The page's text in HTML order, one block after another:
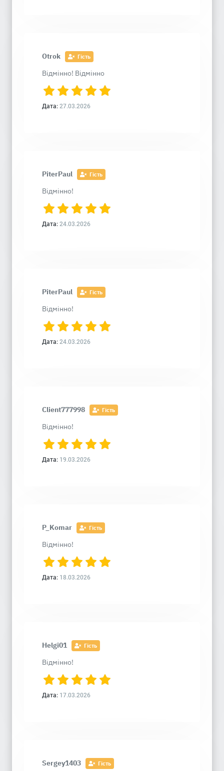
Otrok Гість
Відмінно! Відмінно
Дата: 27.03.2026
PiterPaul Гість
Відмінно!
Дата: 24.03.2026
PiterPaul Гість
Відмінно!
Дата: 24.03.2026
Client777998 Гість
Відмінно!
Дата: 19.03.2026
P_Komar Гість
Відмінно!
Дата: 18.03.2026
Helgi01 Гість
Відмінно!
Дата: 17.03.2026
Sergey1403 Гість